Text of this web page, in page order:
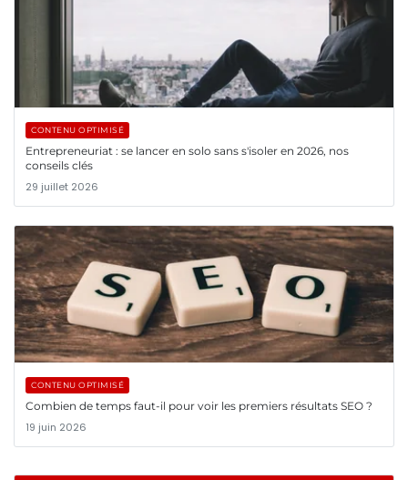
CONTENU OPTIMISÉ
Entrepreneuriat : se lancer en solo sans s'isoler en 2026, nos
conseils clés
29 juillet 2026
CONTENU OPTIMISÉ
Combien de temps faut-il pour voir les premiers résultats SEO ?
19 juin 2026